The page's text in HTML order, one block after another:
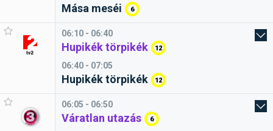
Mása meséi 6
06:10 - 06:40
Hupikék törpikék 12
06:40 - 07:05
Hupikék törpikék 12
06:05 - 06:50
Váratlan utazás 6